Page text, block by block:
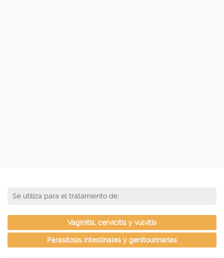
Se utiliza para el tratamiento de:
Vaginitis, cervicitis y vulvitis
Parasitosis intestinales y genitourinarias